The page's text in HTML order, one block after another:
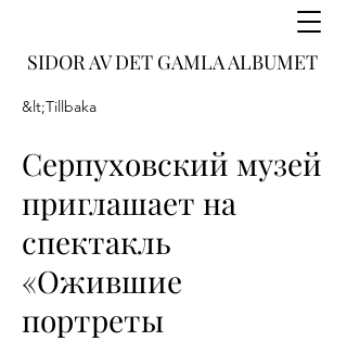
SIDOR AV DET GAMLA ALBUMET
&lt;Tillbaka
Серпуховский музей
приглашает на
спектакль
«Ожившие
портреты